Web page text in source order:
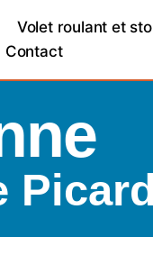
Volet roulant et
Contact